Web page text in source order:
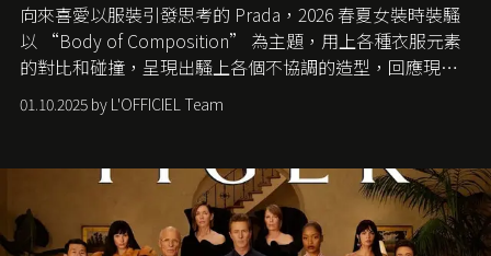
向來喜愛以服裝引發思考的 Prada，2026 春夏女裝時裝騷
以 “Body of Composition” 為主題，用上各種衣服元素
的對比和碰撞，呈現出騷上各個不協調的造型，回應現今
社會各種資訊、文化超載的現象。
01.10.2025 by L'OFFICIEL Team